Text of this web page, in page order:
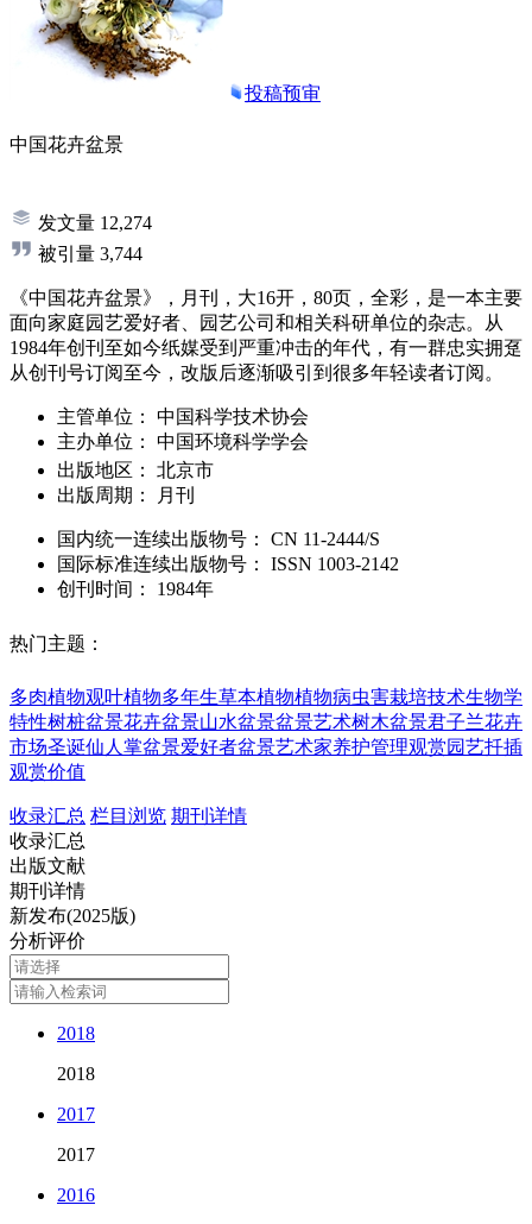
投稿预审
中国花卉盆景
发文量 12,274
被引量 3,744
《中国花卉盆景》，月刊，大16开，80页，全彩，是一本主要
面向家庭园艺爱好者、园艺公司和相关科研单位的杂志。从
1984年创刊至如今纸媒受到严重冲击的年代，有一群忠实拥趸
从创刊号订阅至今，改版后逐渐吸引到很多年轻读者订阅。
主管单位：
中国科学技术协会
主办单位：
中国环境科学学会
出版地区：
北京市
出版周期：
月刊
国内统一连续出版物号： CN 11-2444/S
国际标准连续出版物号 ： ISSN 1003-2142
创刊时间：
1984年
热门主题：
多肉植物观叶植物多年生草本植物植物病虫害栽培技术生物学
特性树桩盆景花卉盆景山水盆景盆景艺术树木盆景君子兰花卉
市场圣诞仙人掌盆景爱好者盆景艺术家养护管理观赏园艺扦插
观赏价值
收录汇总 栏目浏览 期刊详情
收录汇总
出版文献
期刊详情
新发布(2025版)
分析评价
2018
2018
2017
2017
2016